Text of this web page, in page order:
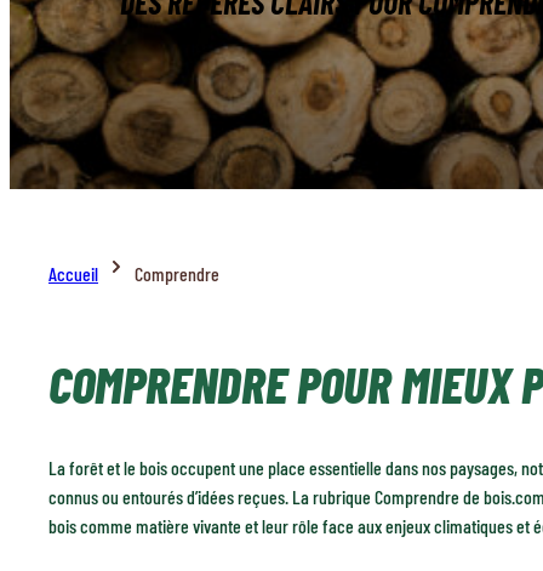
Accueil Comprendre
COMPRENDRE POUR MIEUX
La forêt et le bois occupent une place essentielle dans nos paysages,
connus ou entourés d’idées reçues. La rubrique Comprendre de
bois comme matière vivante et leur rôle face aux enjeux climatiques et